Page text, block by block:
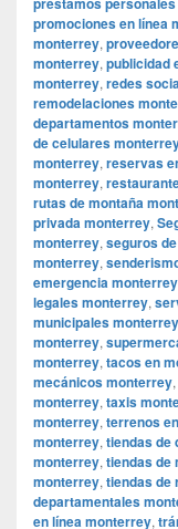
promociones en línea
monterrey,
monterrey, publicidad
monterrey, redes
remodelaciones
departamentos
de celulares
monterrey, reservas
monterrey,
rutas de montaña
privada monterrey,
monterrey, seguros
monterrey,
emergencia monterrey
legales monterrey,
municipales monterrey
monterrey,
monterrey, tacos en
mecánicos monterrey,
monterrey, taxis
monterrey, terrenos
monterrey, tiendas de
monterrey, tiendas de
monterrey, tiendas de
departamentales
en línea monterrey,